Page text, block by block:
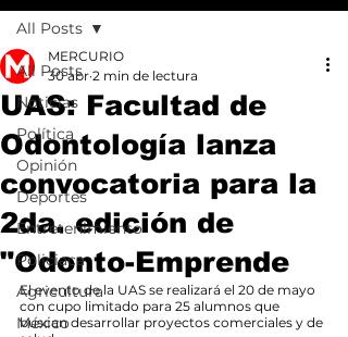
All Posts
Noticias
Política
Opinión
Deportes
Entretenimiento
Policiaca
Agricultura
México
All Posts
UAS: Facultad de
Odontología lanza
convocatoria para la
2da. edición de
"Odonto-Emprende
MERCURIO
30 abr 2 min de lectura
El evento de la UAS se realizará el 20 de mayo
con cupo limitado para 25 alumnos que
buscan desarrollar proyectos comerciales y de